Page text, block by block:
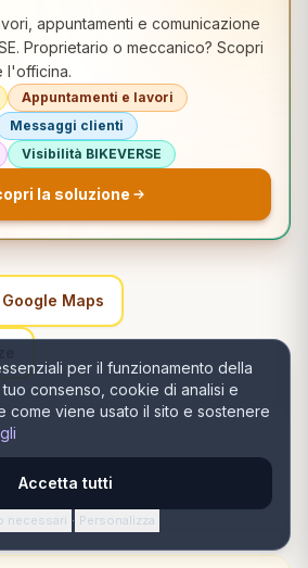
per il funzionamento della
consenso, cookie di analisi e
come viene usato il sito e sostenere
Accetta tutti
necessari · Personalizza
appuntamenti e comunicazione
Proprietario o meccanico? Scopri
l'officina.
Appuntamenti e lavori
Messaggi clienti
Visibilità BIKEVERSE
la soluzione
Maps
300425 Timișoara, România,